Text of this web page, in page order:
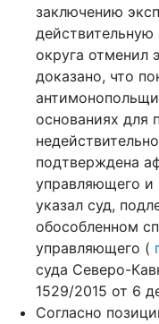
заключению
округа отменил
доказано, что
основаниях для
подтверждена
управляющего и
указал суд,
обособленном
управляющего (
суда Северо-
1529/2015 от 6
Согласно